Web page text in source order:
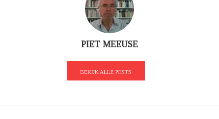
PIET MEEUSE
BEKIJK ALLE POSTS